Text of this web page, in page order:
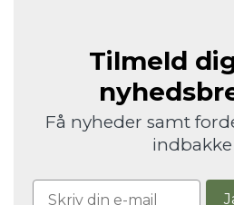
Tilmeld
Få nyheder samt
indbakke